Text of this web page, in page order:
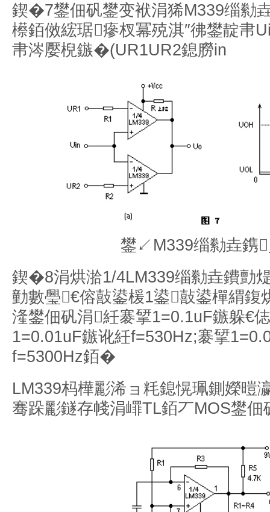
鍥�7鐢佃矾鐢变袱涓狶M339缁勬
櫒銆傚綋琚瘮杈冪殑淇″彿鐢靛帇
帇涔嬮棿鏃�(UR1UR2鎴朥in
鐢↙M339缁勬垚鎸
鍥�8涓烘湁1/4LM339缁勬垚鐨勯
勭數璺€傛敼鍙楥1鍙敼鍙樿緭鍑
湰鐢佃矾涓紝褰揅1=0.1uF鏃躲€
1=0.01uF鏃讹紝f=530Hz;褰揅
f=5300Hz銆�
LM339杩樺彲浠ョ粍鎴愰珮鍘嬫暟
骞跺彲鐩存帴涓嶵TL銆丆MOS鐢